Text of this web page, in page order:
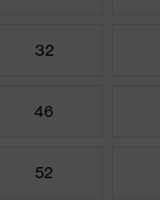
32
46
52